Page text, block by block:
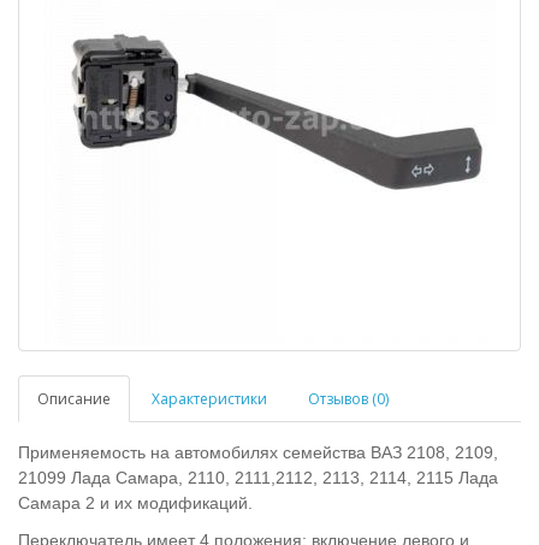
Описание Характеристики Отзывов (0)
Применяемость на автомобилях семейства ВАЗ 2108, 2109,
21099 Лада Самара, 2110, 2111,2112, 2113, 2114, 2115 Лада
Самара 2 и их модификаций.
Переключатель имеет 4 положения: включение левого и